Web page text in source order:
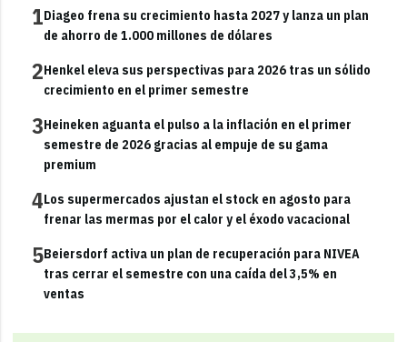
1Diageo frena su crecimiento hasta 2027 y lanza un plan
de ahorro de 1.000 millones de dólares
2Henkel eleva sus perspectivas para 2026 tras un sólido
crecimiento en el primer semestre
3Heineken aguanta el pulso a la inflación en el primer
semestre de 2026 gracias al empuje de su gama
premium
4Los supermercados ajustan el stock en agosto para
frenar las mermas por el calor y el éxodo vacacional
5Beiersdorf activa un plan de recuperación para NIVEA
tras cerrar el semestre con una caída del 3,5% en
ventas